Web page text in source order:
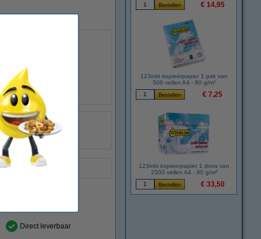
123inkt
030105
51644CE
Direct leverbaar
€ 14,95
123inkt kopieerpapier 1 pak van
500 vellen A4 - 80 g/m²
€ 7,25
123inkt kopieerpapier 1 doos van
2500 vellen A4 - 80 g/m²
€ 33,50